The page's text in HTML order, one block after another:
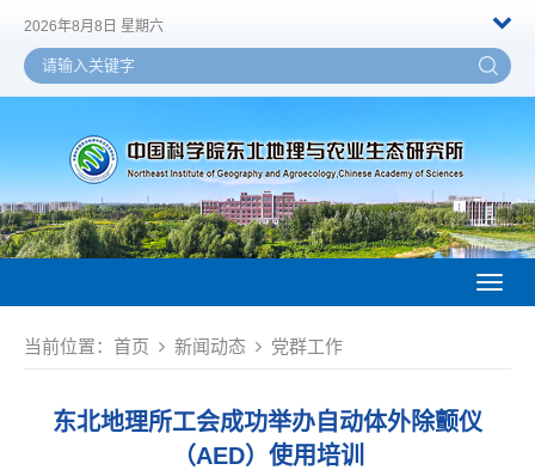
2026年8月8日 星期六
当前位置： 首页 新闻动态 党群工作
东北地理所工会成功举办自动体外除颤仪
（AED）使用培训